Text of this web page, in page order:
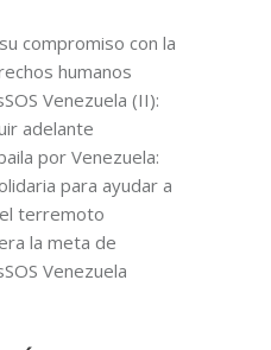
compromiso con la
humanos
Venezuela (II):
adelante
por Venezuela:
para ayudar a
terremoto
la meta de
Venezuela